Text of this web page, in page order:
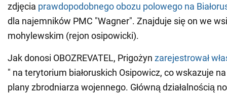
zdjęcia prawdopodobnego obozu polowego na
dla najemników PMC "Wagner". Znajduje się on we
mohylewskim (rejon osipowicki).
Jak donosi OBOZREVATEL, Prigożyn zarejestrował
" na terytorium białoruskich Osipowicz, co wskazuje
plany zbrodniarza wojennego. Główną działalnością